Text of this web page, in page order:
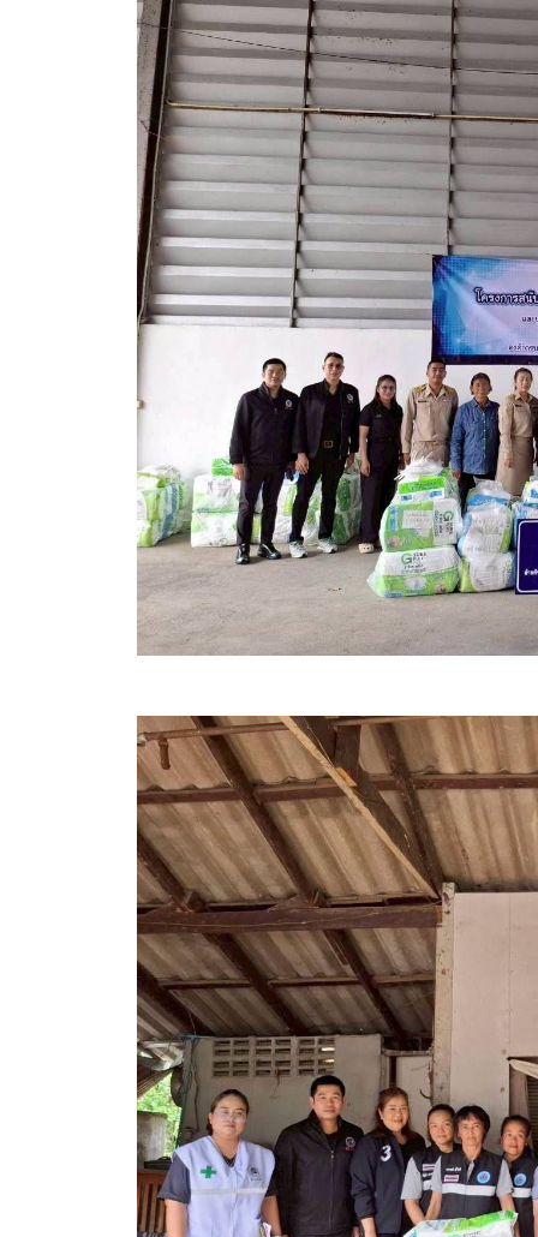
แบบฟอร์มบริหารงานบุคคล
รายงานตรวจสอบภายใน
รายงานเครื่องจักรกล อบจ.
ศูนย์อำนวยการการเลือกตั้ง สมาชิกสภาและนายก
งานแผนการบริหารจัดการความเสี่ยงของ อบจ.สุพร